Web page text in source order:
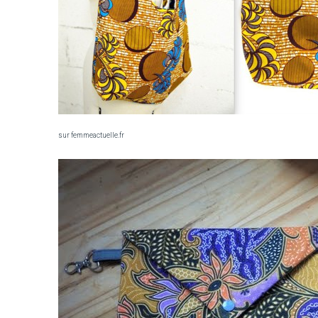
sur femmeactuelle.fr